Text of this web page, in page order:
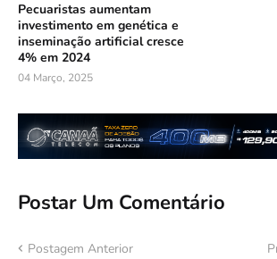
Pecuaristas aumentam
investimento em genética e
inseminação artificial cresce
4% em 2024
04 Março, 2025
Postar Um Comentário
Postagem Anterior